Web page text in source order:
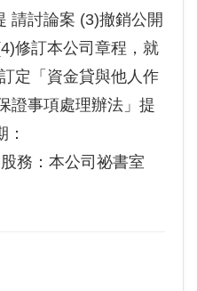
請討論案 (3)撤銷公開
修訂本公司章程，就
定「資金貸與他人作
證事項處理辦法」提
務：本公司祕書室